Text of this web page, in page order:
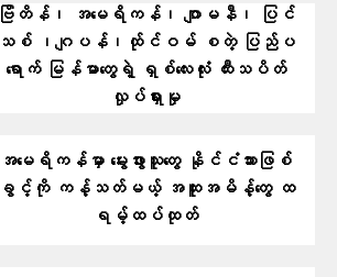
ဗြိတိန်၊ အမေရိကန်၊ ဂျာမနီ၊ ပြင်
သစ် ၊ဂျပန်၊ထ်ုင်ဝမ် စတဲ့ ပြ​ည်ပ
ရောက် မြန်မာတွေရဲ့ ရှစ်လေးလုံး ထီးသပိတ်
လှုပ်ရှားမှု
အမေရိကန်မှာ မွေးဖွားသူတွေ နိုင်ငံသားဖြစ်
ခွင့်ကို ကန့်သတ်မယ့် အထူးအမိန့်တွေ ထ
ရမ့်ထပ်ထုတ်